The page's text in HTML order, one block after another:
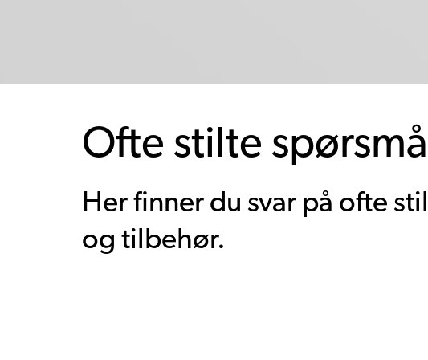
Ofte stilte
Her finner du svar på ofte
og tilbehør.